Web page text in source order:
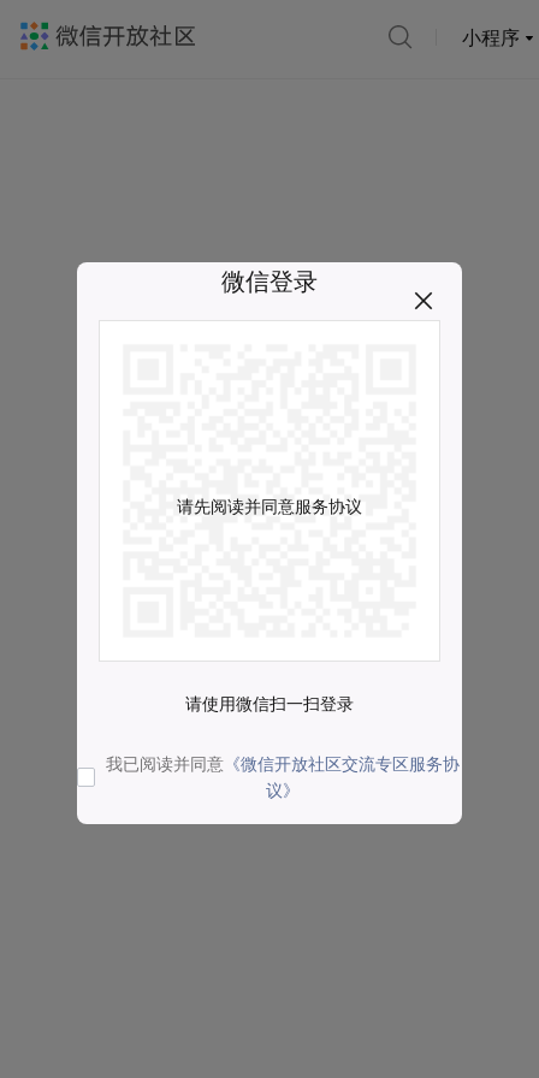
小程序
微信登录
请先阅读并同意服务协议
请使用微信扫一扫登录
我已阅读并同意 《微信开放社区交流专区服务协
议》